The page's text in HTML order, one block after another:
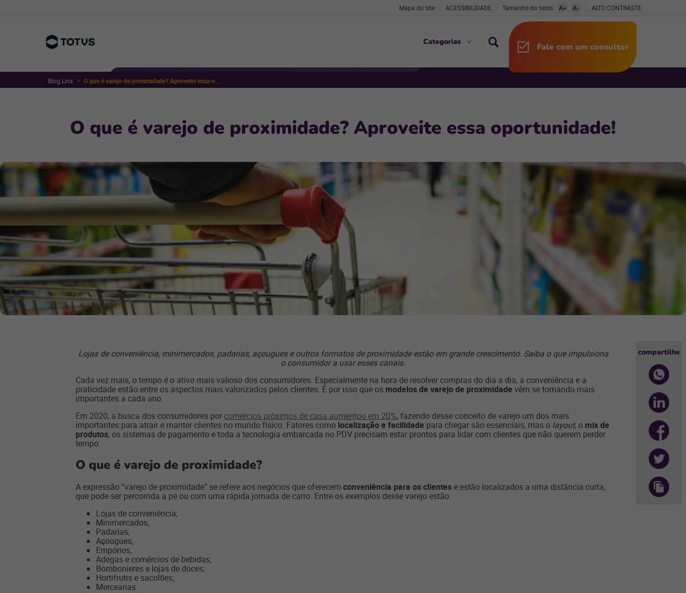
Mapa do site ACESSIBILIDADE Tamanho do texto: A+ A- ALTO CONTRASTE
Categorias Fale com um consultor
Blog Linx
O que é varejo de proximidade? Aproveite essa oportunidade!
Lojas de conveniência, minimercados, padarias, açougues e outros formatos de proximidade estão em grande crescimento. Saiba o que impulsiona
o consumidor a usar esses canais.
Cada vez mais, o tempo é o ativo mais valioso dos consumidores. Especialmente na hora de resolver compras do dia a dia, a conveniência e a
praticidade estão entre os aspectos mais valorizados pelos clientes. É por isso que os modelos de varejo de proximidade vêm se tornando mais
importantes a cada ano.
Em 2020, a busca dos consumidores por comércios próximos de casa aumentou em 20%, fazendo desse conceito de varejo um dos mais
importantes para atrair e manter clientes no mundo físico. Fatores como localização e facilidade para chegar são essenciais, mas o layout, o mix de
produtos, os sistemas de pagamento e toda a tecnologia embarcada no PDV precisam estar prontos para lidar com clientes que não querem perder
tempo.
O que é varejo de proximidade?
A expressão “varejo de proximidade” se refere aos negócios que oferecem conveniência para os clientes e estão localizados a uma distância curta,
que pode ser percorrida a pé ou com uma rápida jornada de carro. Entre os exemplos desse varejo estão:
Lojas de conveniência;
Minimercados;
Padarias;
Açougues;
Empórios;
Adegas e comércios de bebidas;
Bombonieres e lojas de doces;
Hortifrutis e sacolões;
Mercearias.
compartilhe